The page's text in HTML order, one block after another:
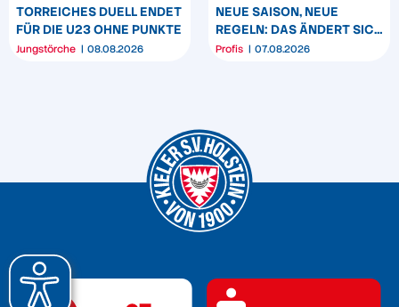
TORREICHES DUELL ENDET
FÜR DIE U23 OHNE PUNKTE
Jungstörche 08.08.2026
NEUE SAISON, NEUE
REGELN: DAS ÄNDERT SICH
ZUM START DER 2.
Profis 07.08.2026